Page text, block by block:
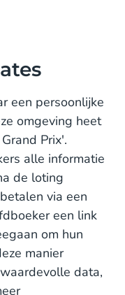
een persoonlijke
omgeving heet
Prix'.
alle informatie
de loting
via een
een link
om hun
manier
data,